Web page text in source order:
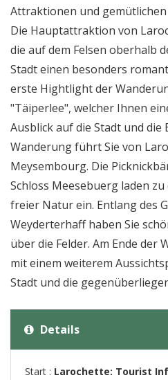
Attraktionen und
Die Hauptattraktion von
die auf dem Felsen oberhalb
Stadt einen besonders
erste Hightlight der
"Täiperlee", welcher Ihnen
Ausblick auf die Stadt und die
Wanderung führt Sie von
Meysembourg. Die
Schloss Meesebuerg laden
freier Natur ein. Entlang des
Weyderterhaff haben Sie
über die Felder. Am Ende der
mit einem weiterem
Stadt und die
Details
Start : Larochette: Tourist